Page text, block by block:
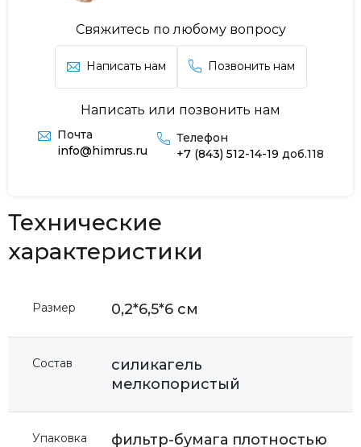
Свяжитесь по любому вопросу
Написать нам Позвонить нам
Написать или позвонить нам
Почта
info@himrus.ru
Телефон
+7 (843) 512-14-19 доб.118
Технические
характеристики
Размер 0,2*6,5*6 см
Состав
силикагель
мелкопористый
Упаковка
фильтр-бумага плотностью